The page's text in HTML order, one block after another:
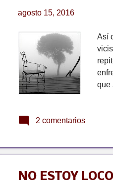
agosto 15, 2016
Así
que
2 comentarios
NO ESTOY LOCO